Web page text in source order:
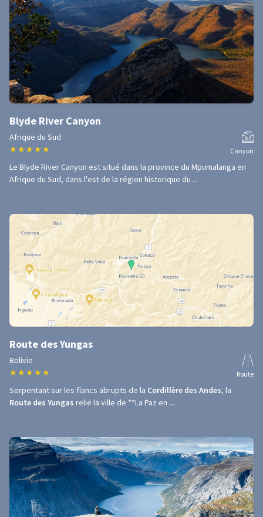
Blyde River Canyon
Afrique du Sud
★ ★ ★ ★ ★ Canyon
Le Blyde River Canyon est situé dans la province du Mpumalanga en
Afrique du Sud, dans l'est de la région historique du ...
Route des Yungas
Bolivie
★ ★ ★ ★ ★ Route
Serpentant sur les flancs abrupts de la Cordillère des Andes, la
Route des Yungas relie la ville de **La Paz en ...